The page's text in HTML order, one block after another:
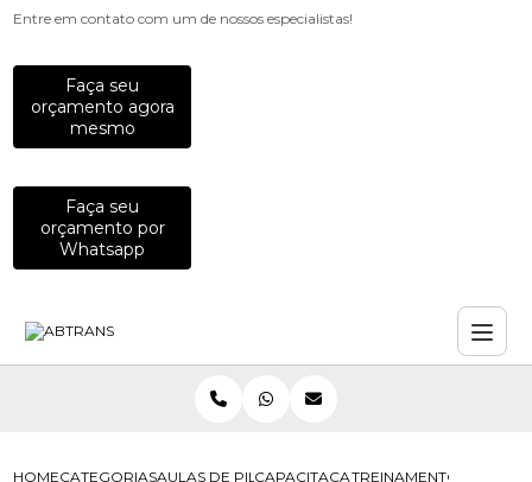
Entre em contato com um de nossos especialistas!
Faça seu
orçamento agora
mesmo
Faça seu
orçamento por
Whatsapp
HOMECATEGORIASAULAS DE PILOTAGEM PARA EMPRESAS
CAPACITACAO PARATREINAMENTO DE